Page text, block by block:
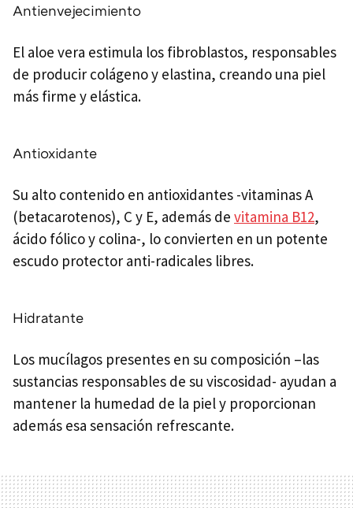
Antienvejecimiento
El aloe vera estimula los fibroblastos, responsables
de producir colágeno y elastina, creando una piel
más firme y elástica.
Antioxidante
Su alto contenido en antioxidantes -vitaminas A
(betacarotenos), C y E, además de vitamina B12,
ácido fólico y colina-, lo convierten en un potente
escudo protector anti-radicales libres.
Hidratante
Los mucílagos presentes en su composición –las
sustancias responsables de su viscosidad- ayudan a
mantener la humedad de la piel y proporcionan
además esa sensación refrescante.